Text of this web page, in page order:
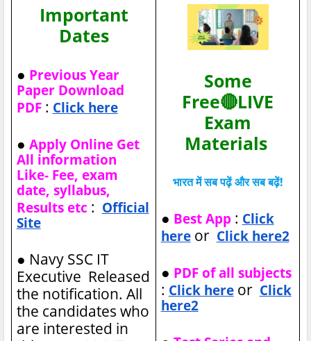
Important
Dates
● Previous Year
Paper Download
PDF: Click here
● Apply Online Get
All information
Like- Fee, exam
date, syllabus,
Results etc : Official
Site
● Navy SSC IT
Executive Released
the notification. All
the candidates who
are interested in
Some
Free🔴LIVE
Exam
Materials
भारत में सब पढ़ें और सब बढ़ें!
● Best App: Click
hereor Click here2
● PDF of all subjects
: Click hereor Click
here2